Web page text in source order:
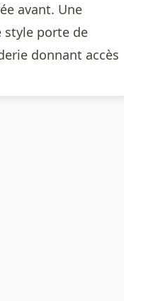
avant. Une
style porte de
donnant accès